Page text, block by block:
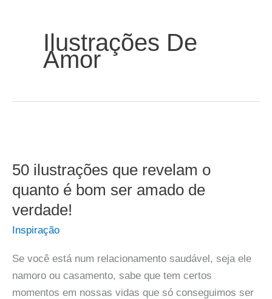
Ilustrações De
Amor
50 ilustrações que revelam o
quanto é bom ser amado de
verdade!
Inspiração
Se você está num relacionamento saudável, seja ele
namoro ou casamento, sabe que tem certos
momentos em nossas vidas que só conseguimos ser